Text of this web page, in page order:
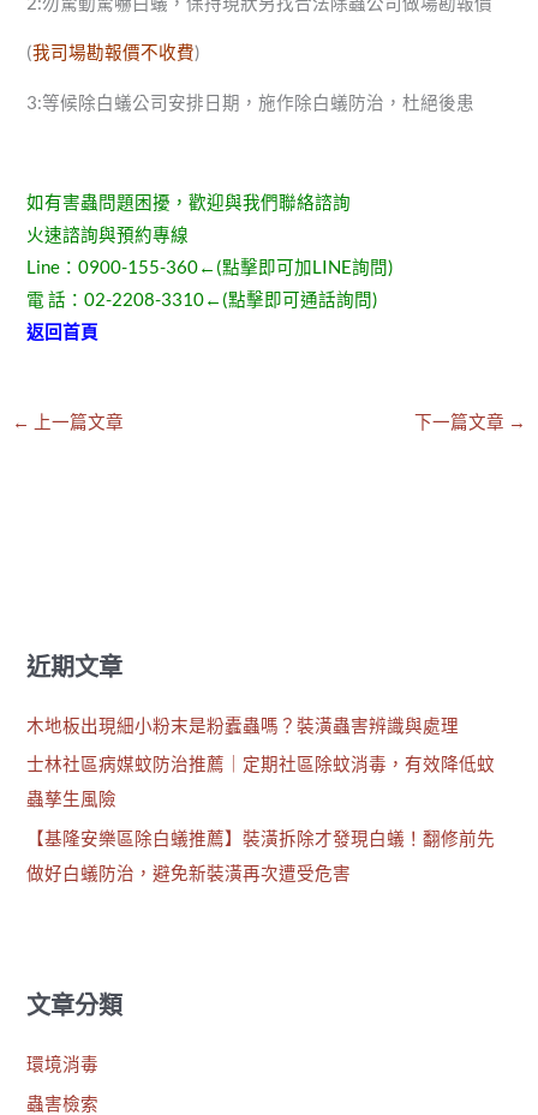
(我司場勘報價不收費)
3:等候除白蟻公司安排日期，施作除白蟻防治，杜絕後患
如有害蟲問題困擾，歡迎與我們聯絡諮詢
火速諮詢與預約專線
Line：0900-155-360←(點擊即可加LINE詢問)
電 話：02-2208-3310←(點擊即可通話詢問)
返回首頁
← 上一篇文章 下一篇文章 →
近期文章
木地板出現細小粉末是粉蠹蟲嗎？裝潢蟲害辨識與處理
士林社區病媒蚊防治推薦｜定期社區除蚊消毒，有效降低蚊
蟲孳生風險
【基隆安樂區除白蟻推薦】裝潢拆除才發現白蟻！翻修前先
做好白蟻防治，避免新裝潢再次遭受危害
文章分類
環境消毒
蟲害檢索